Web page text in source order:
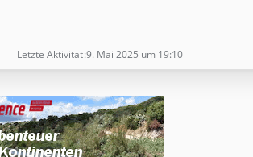
Letzte Aktivität 9. Mai 2025 um 19:10